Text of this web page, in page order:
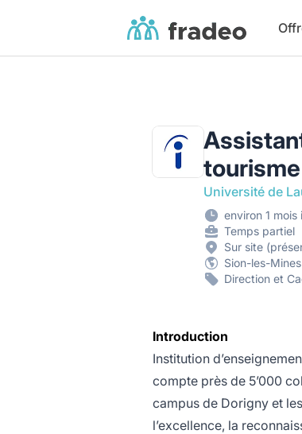
Fradeo
Université de
environ 1 mois
Temps partiel
Sur site
Sion-les-Mines
Direction et
Introduction
Institution
compte près de 5’000
campus de Dorigny et
l’excellence, la